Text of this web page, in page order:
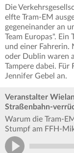
Die
elfte Tram-EM
gegeneinander an
Team Europas". Ein
und einer Fahrerin.
oder Dublin waren
Tampere dabei.
Jennifer Gebel an.
Veranstalter
Straßenbahn-
Warum die Tram-
Stumpf am FFH-